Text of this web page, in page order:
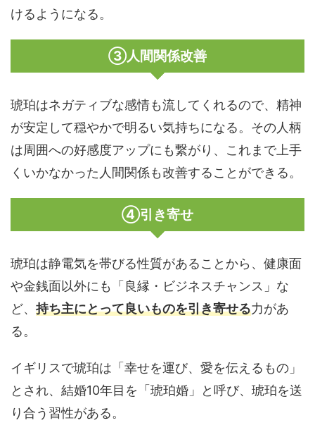
けるようになる。
③人間関係改善
琥珀はネガティブな感情も流してくれるので、精神
が安定して穏やかで明るい気持ちになる。その人柄
は周囲への好感度アップにも繋がり、これまで上手
くいかなかった人間関係も改善することができる。
④引き寄せ
琥珀は静電気を帯びる性質があることから、健康面
や金銭面以外にも「良縁・ビジネスチャンス」な
ど、 持ち主にとって良いものを引き寄せる力があ
る。
イギリスで琥珀は「幸せを運び、愛を伝えるもの」
とされ、結婚10年目を「琥珀婚」と呼び、琥珀を送
り合う習性がある。